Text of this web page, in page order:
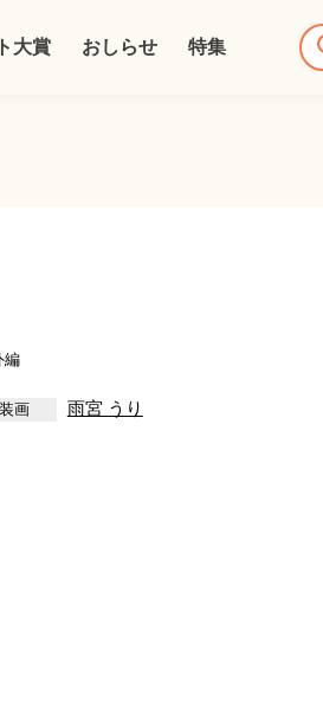
大賞 おしらせ 特集
編
雨宮 うり